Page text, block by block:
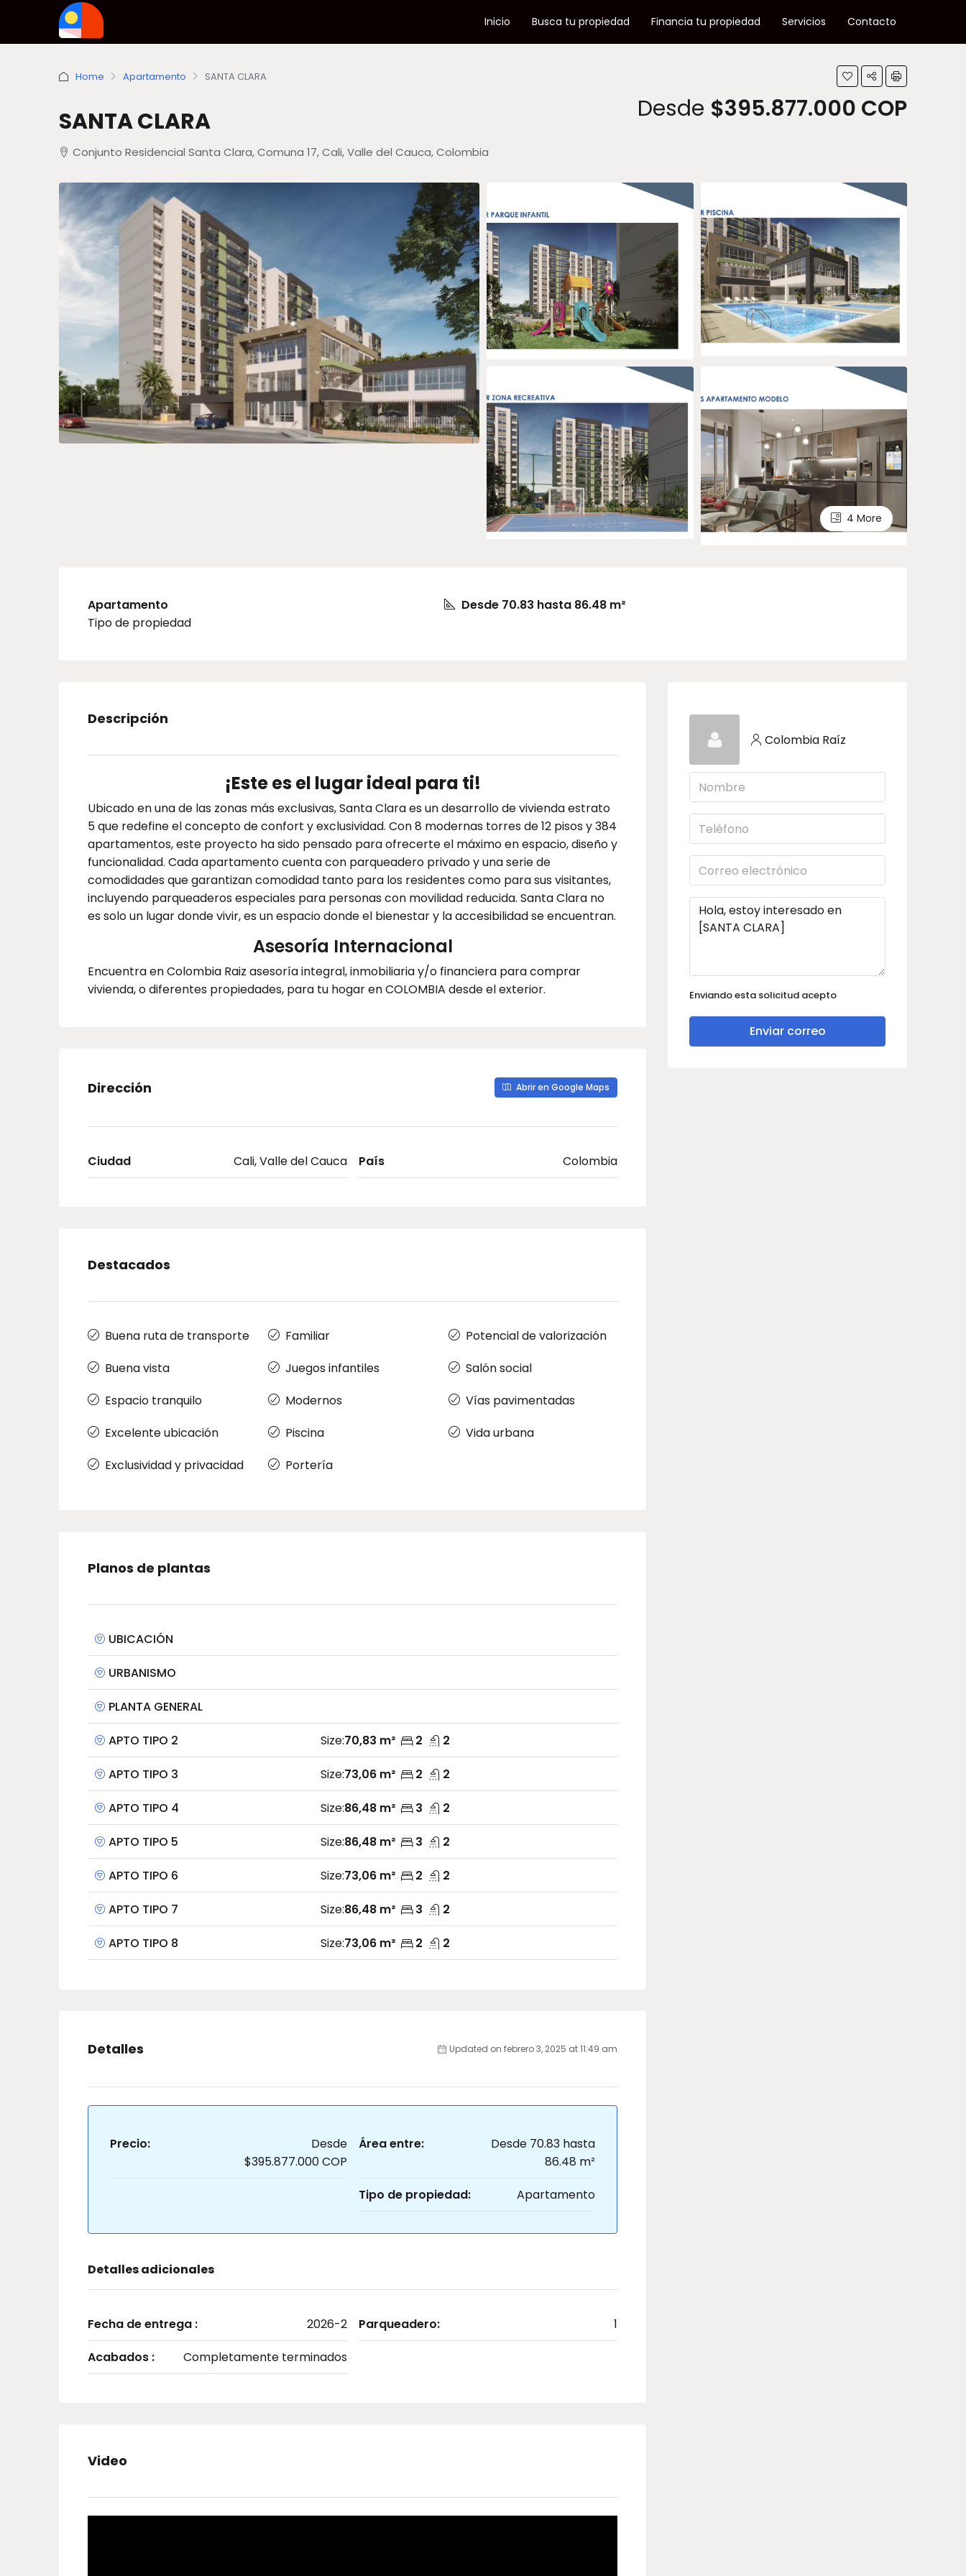
Inicio Busca tu propiedad Financia tu propiedad Servicios Contacto
Home Apartamento SANTA CLARA
SANTA CLARA Desde $395.877.000 COP
Conjunto Residencial Santa Clara, Comuna 17, Cali, Valle del Cauca, Colombia
4 More
Apartamento
Tipo de propiedad
Desde 70.83 hasta 86.48 m²
Descripción
¡Este es el lugar ideal para ti!
Ubicado en una de las zonas más exclusivas, Santa Clara es un desarrollo de vivienda estrato
5 que redefine el concepto de confort y exclusividad. Con 8 modernas torres de 12 pisos y 384
apartamentos, este proyecto ha sido pensado para ofrecerte el máximo en espacio, diseño y
funcionalidad. Cada apartamento cuenta con parqueadero privado y una serie de
comodidades que garantizan comodidad tanto para los residentes como para sus visitantes,
incluyendo parqueaderos especiales para personas con movilidad reducida. Santa Clara no
es solo un lugar donde vivir, es un espacio donde el bienestar y la accesibilidad se encuentran.
Asesoría Internacional
Encuentra en Colombia Raiz asesoría integral, inmobiliaria y/o financiera para comprar
vivienda, o diferentes propiedades, para tu hogar en COLOMBIA desde el exterior.
Dirección Abrir en Google Maps
Ciudad Cali, Valle del Cauca País Colombia
Destacados
Buena ruta de transporte
Buena vista
Espacio tranquilo
Excelente ubicación
Exclusividad y privacidad
Familiar
Juegos infantiles
Modernos
Piscina
Portería
Potencial de valorización
Salón social
Vías pavimentadas
Vida urbana
Planos de plantas
UBICACIÓN
URBANISMO
PLANTA GENERAL
APTO TIPO 2 Size:70,83 m² 2 2
APTO TIPO 3 Size:73,06 m² 2 2
APTO TIPO 4 Size:86,48 m² 3 2
APTO TIPO 5 Size:86,48 m² 3 2
APTO TIPO 6 Size:73,06 m² 2 2
APTO TIPO 7 Size:86,48 m² 3 2
APTO TIPO 8 Size:73,06 m² 2 2
Detalles Updated on febrero 3, 2025 at 11:49 am
Precio:
Desde
$395.877.000 COP
Área entre:
Desde 70.83 hasta
86.48 m²
Tipo de propiedad:
Apartamento
Detalles adicionales
Fecha de entrega :
2026-2
Acabados :
Completamente terminados
Parqueadero: 1
Video
Colombia Raíz
Enviando esta solicitud acepto
Enviar correo